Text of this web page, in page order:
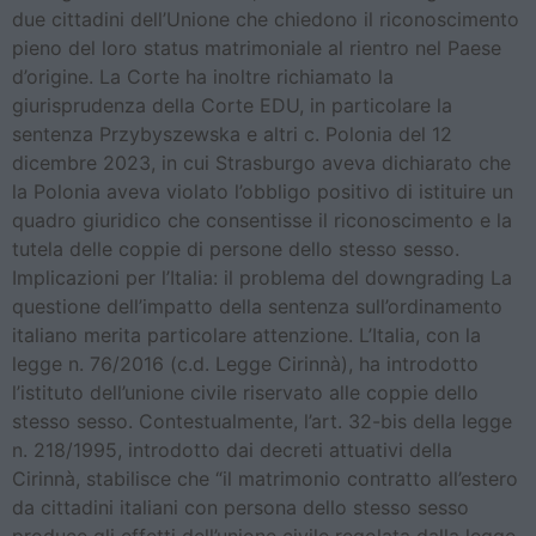
due cittadini dell’Unione che chiedono il riconoscimento
pieno del loro status matrimoniale al rientro nel Paese
d’origine. La Corte ha inoltre richiamato la
giurisprudenza della Corte EDU, in particolare la
sentenza Przybyszewska e altri c. Polonia del 12
dicembre 2023, in cui Strasburgo aveva dichiarato che
la Polonia aveva violato l’obbligo positivo di istituire un
quadro giuridico che consentisse il riconoscimento e la
tutela delle coppie di persone dello stesso sesso.
Implicazioni per l’Italia: il problema del downgrading La
questione dell’impatto della sentenza sull’ordinamento
italiano merita particolare attenzione. L’Italia, con la
legge n. 76/2016 (c.d. Legge Cirinnà), ha introdotto
l’istituto dell’unione civile riservato alle coppie dello
stesso sesso. Contestualmente, l’art. 32-bis della legge
n. 218/1995, introdotto dai decreti attuativi della
Cirinnà, stabilisce che “il matrimonio contratto all’estero
da cittadini italiani con persona dello stesso sesso